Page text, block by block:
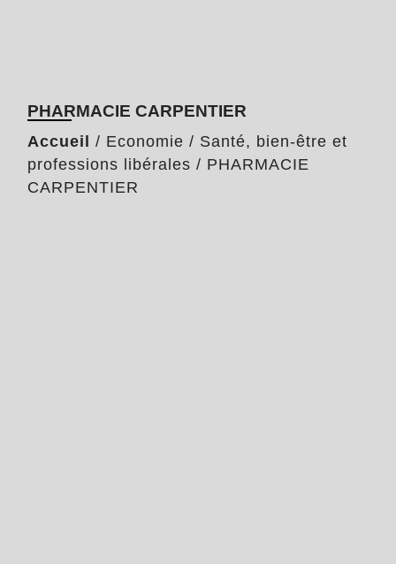
PHARMACIE CARPENTIER
Accueil / Economie / Santé, bien-être et
professions libérales / PHARMACIE
CARPENTIER